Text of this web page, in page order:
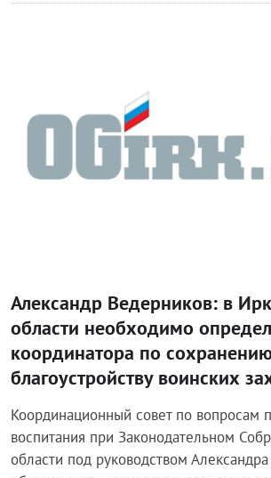
Александр Ведерников: в
области необходимо
координатора по
благоустройству воинских
Координационный совет по вопросам
воспитания при Законодательном
области под руководством